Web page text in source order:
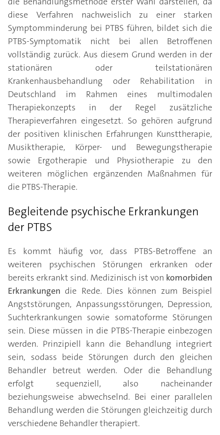
diese Verfahren nachweislich zu einer starken
Symptomminderung bei PTBS führen, bildet sich die
PTBS-Symptomatik nicht bei allen Betroffenen
vollständig zurück. Aus diesem Grund werden in der
stationären oder teilstationären
Krankenhausbehandlung oder Rehabilitation in
Deutschland im Rahmen eines multimodalen
Therapiekonzepts in der Regel zusätzliche
Therapieverfahren eingesetzt. So gehören aufgrund
der positiven klinischen Erfahrungen Kunsttherapie,
Musiktherapie, Körper- und Bewegungstherapie
sowie Ergotherapie und Physiotherapie zu den
weiteren möglichen ergänzenden Maßnahmen für
die PTBS-Therapie.
Begleitende psychische Erkrankungen
der PTBS
Es kommt häufig vor, dass PTBS-Betroffene an
weiteren psychischen Störungen erkranken oder
bereits erkrankt sind. Medizinisch ist von komorbiden
Erkrankungen die Rede. Dies können zum Beispiel
Angststörungen, Anpassungsstörungen, Depression,
Suchterkrankungen sowie somatoforme Störungen
sein. Diese müssen in die PTBS-Therapie einbezogen
werden. Prinzipiell kann die Behandlung integriert
sein, sodass beide Störungen durch den gleichen
Behandler betreut werden. Oder die Behandlung
erfolgt sequenziell, also nacheinander
beziehungsweise abwechselnd. Bei einer parallelen
Behandlung werden die Störungen gleichzeitig durch
verschiedene Behandler therapiert.